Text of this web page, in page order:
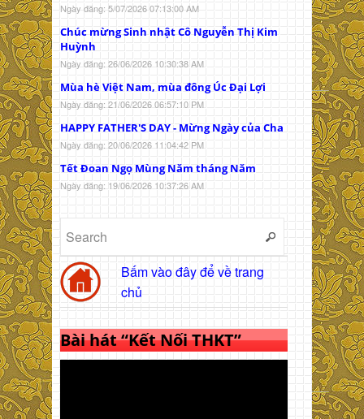
Ngày đăng: 5/07/2026 07:13:00 AM
Chúc mừng Sinh nhật Cô Nguyễn Thị Kim
Huỳnh
Ngày đăng: 26/06/2026 10:30:38 AM
Mùa hè Việt Nam, mùa đông Úc Đại Lợi
Ngày đăng: 21/06/2026 06:57:10 PM
HAPPY FATHER'S DAY - Mừng Ngày của Cha
Ngày đăng: 20/06/2026 11:04:42 PM
Tết Đoan Ngọ Mùng Năm tháng Năm
Ngày đăng: 19/06/2026 10:37:26 AM
Bấm vào đây để về trang
chủ
Bài hát “Kết Nối THKT”